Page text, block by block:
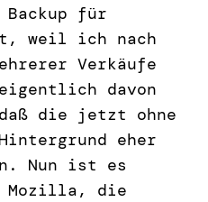
für
weil ich nach
Verkäufe
davon
die jetzt ohne
eher
Nun ist es
Mozilla, die